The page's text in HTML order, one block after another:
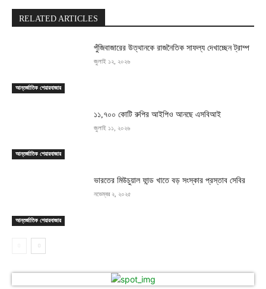
RELATED ARTICLES
আন্তর্জাতিক শেয়ারবাজার
পুঁজিবাজারের উত্থানকে রাজনৈতিক সাফল্য দেখাচ্ছেন ট্রাম্প
জুলাই ১২, ২০২৬
আন্তর্জাতিক শেয়ারবাজার
১১,৭০০ কোটি রুপির আইপিও আনছে এসবিআই
জুলাই ১১, ২০২৬
আন্তর্জাতিক শেয়ারবাজার
ভারতের মিউচুয়াল ফান্ড খাতে বড় সংস্কার প্রস্তাব সেবির
নভেম্বর ২, ২০২৫